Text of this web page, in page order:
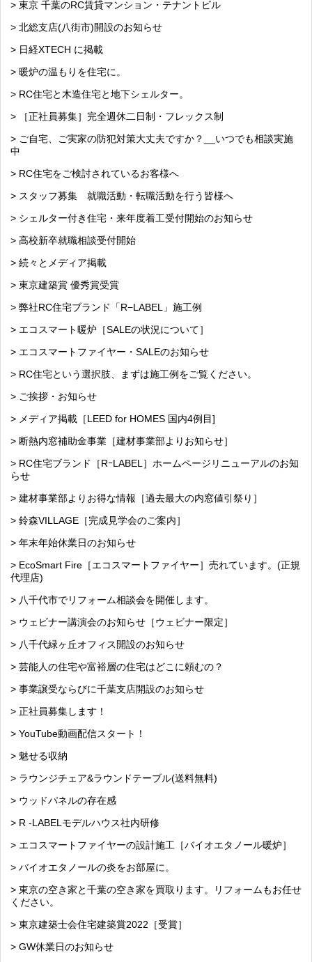
> 東京 千葉のRC賃貸マンション・テナントビル
> 北総支店(八街市)開設のお知らせ
> 日経XTECH に掲載
> 暖炉の温もりを住宅に。
> RC住宅と木造住宅と地下シェルター。
> ［正社員募集］完全週休二日制・フレックス制
> ご自宅、ご実家の防犯対策大丈夫ですか？__いつでも相談実施
中
> RC住宅をご検討されているお客様へ
> スタッフ募集 就職活動・転職活動を行う皆様へ
> シェルター付き住宅・来年度着工受付開始のお知らせ
> 高校新卒就職相談受付開始
> 続々とメディア掲載
> 東京建築賞 優秀賞受賞
> 弊社RC住宅ブランド「R−LABEL」施工例
> エコスマート暖炉［SALEの状況について］
> エコスマートファイヤー・SALEのお知らせ
> RC住宅という選択肢、まずは施工例をご覧ください。
> ご挨拶・お知らせ
> メディア掲載［LEED for HOMES 国内4例目]
> 断熱内窓補助金事業［建材事業部よりお知らせ］
> RC住宅ブランド［RｰLABEL］ホームページリニューアルのお知
らせ
> 建材事業部よりお得な情報［過去最大の内窓値引祭り］
> 鈴森VILLAGE［完成見学会のご案内］
> 年末年始休業日のお知らせ
> EcoSmart Fire［エコスマートファイヤー］売れています。(正規
代理店)
> 八千代市でリフォーム相談会を開催します。
> ウェビナー講演会のお知らせ［ウェビナー限定］
> 八千代緑ヶ丘オフィス開設のお知らせ
> 芸能人の住宅や富裕層の住宅はどこに頼むの？
> 事業譲受ならびに千葉支店開設のお知らせ
> 正社員募集します！
> YouTube動画配信スタート！
> 魅せる収納
> ラウンジチェア&ラウンドテーブル(送料無料)
> ウッドパネルの存在感
> R -LABELモデルハウス社内研修
> エコスマートファイヤーの設計施工［バイオエタノール暖炉］
> バイオエタノールの炎をお部屋に。
> 東京の空き家と千葉の空き家を買取ります。リフォームもお任せ
ください。
> 東京建築士会住宅建築賞2022［受賞］
> GW休業日のお知らせ